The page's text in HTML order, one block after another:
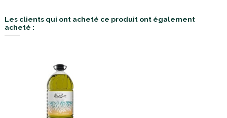
Les clients qui ont acheté ce produit ont également
acheté :